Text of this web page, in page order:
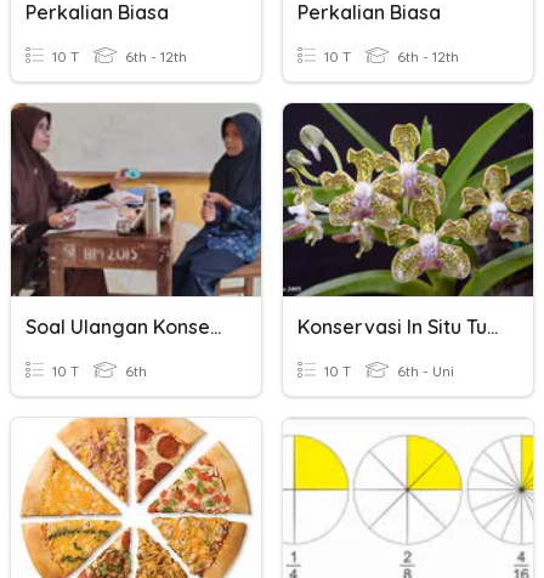
Perkalian Biasa
10 T 6th - 12th
Perkalian Biasa
10 T 6th - 12th
Soal Ulangan Konservasi Sumber Daya Alam
10 T 6th
Konservasi In Situ Tumbuhan Langka
10 T 6th - Uni